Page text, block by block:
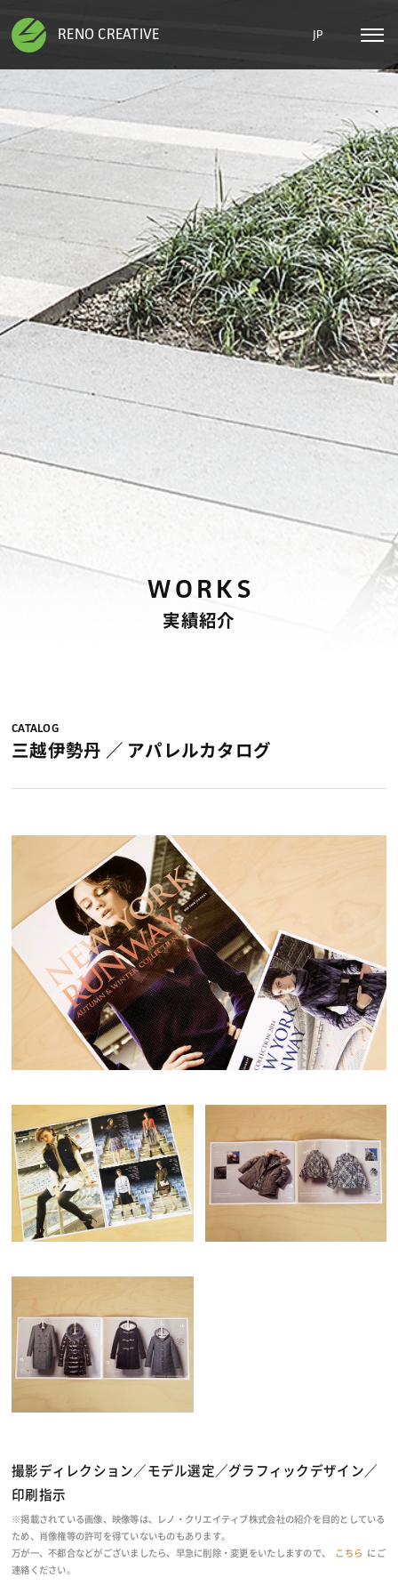
RENO CREATIVE
WORKS
実績紹介
CATALOG
三越伊勢丹 ／ アパレルカタログ
撮影ディレクション／モデル選定／グラフィックデザイン／
印刷指示
※掲載されている画像、映像等は、レノ・クリエイティブ株式会社の紹介を目的としている
ため、肖像権等の許可を得ていないものもあります。
万が一、不都合などがございましたら、早急に削除・変更をいたしますので、
こちら
にご
連絡ください。